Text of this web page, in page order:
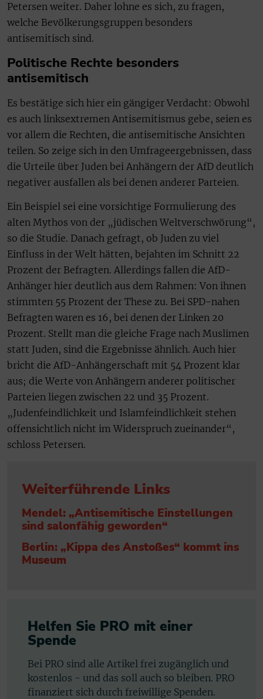
Petersen weiter. Daher lohne es sich, zu fragen,
welche Bevölkerungsgruppen besonders
antisemitisch sind.
Politische Rechte besonders
antisemitisch
Es bestätige sich hier ein gängiger Verdacht: Obwohl
es auch linksextremen Antisemitismus gebe, seien es
vor allem die Rechten, die antisemitische Ansichten
teilen. So zeige sich in den Umfrageergebnissen, dass
die Urteile über Juden bei Anhängern der AfD deutlich
negativer ausfallen als bei denen anderer Parteien.
Ein Beispiel sei eine vorsichtige Formulierung des
alten Mythos von der „jüdischen Weltverschwörung“,
so die Studie. Danach gefragt, ob Juden zu viel
Einfluss in der Welt hätten, bejahten im Schnitt 22
Prozent der Befragten. Allerdings fallen die AfD-
Anhänger hier deutlich aus dem Rahmen: Von ihnen
stimmten 55 Prozent der These zu. Bei SPD-nahen
Befragten waren es 16, bei denen der Linken 20
Prozent. Stellt man die gleiche Frage nach Muslimen
statt Juden, sind die Ergebnisse ähnlich. Auch hier
bricht die AfD-Anhängerschaft mit 54 Prozent klar
aus; die Werte von Anhängern anderer politischer
Parteien liegen zwischen 22 und 35 Prozent.
„Judenfeindlichkeit und Islamfeindlichkeit stehen
offensichtlich nicht im Widerspruch zueinander“,
schloss Petersen.
Weiterführende Links
Mendel: „Antisemitische Einstellungen
sind salonfähig geworden“
Berlin: „Kippa des Anstoßes“ kommt ins
Museum
Helfen Sie PRO mit einer
Spende
Bei PRO sind alle Artikel frei zugänglich und
kostenlos - und das soll auch so bleiben. PRO
finanziert sich durch freiwillige Spenden.